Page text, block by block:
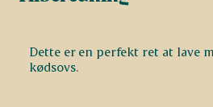
Dette er en perfekt ret at lave
kødsovs.